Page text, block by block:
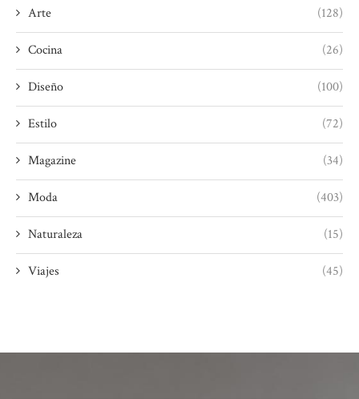
Arte (128)
Cocina (26)
Diseño (100)
Estilo (72)
Magazine (34)
Moda (403)
Naturaleza (15)
Viajes (45)